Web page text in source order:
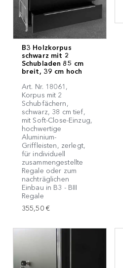
B3 Holzkorpus
schwarz mit 2
Schubladen 85 cm
breit, 39 cm hoch
Art. Nr. 18061,
Korpus mit 2
Schubfächern,
schwarz, 38 cm tief,
mit Soft-Close-Einzug,
hochwertige
Aluminium-
Griffleisten, zerlegt,
für individuell
zusammengestellte
Regale oder zum
nachträglichen
Einbau in B3 - BIII
Regale
355,50 €